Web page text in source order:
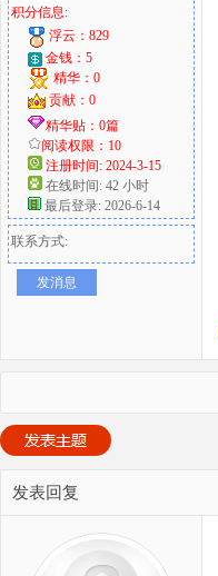
积分信息:
浮云：829
金钱：5
精华：0
贡献：0
精华贴：0篇
阅读权限：10
注册时间: 2024-3-15
在线时间: 42 小时
最后登录: 2026-6-14
联系方式:
发消息
发表回复